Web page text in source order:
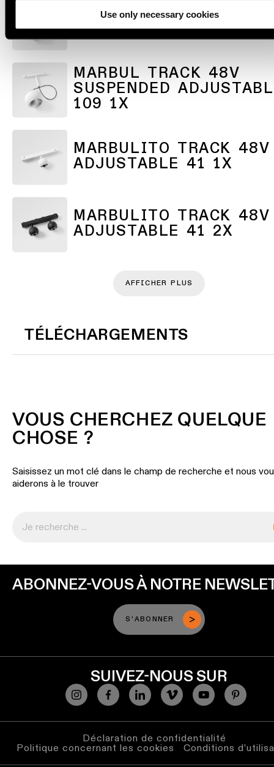
Use only necessary cookies
MARBUL TRACK 48V
SUSPENDED 109 1X
MARBUL TRACK 48V
SUSPENDED
109 1X
MARBULITO TRACK 48V
ADJUSTABLE 41 1X
MARBULITO TRACK 48V
ADJUSTABLE 41 2X
AFFICHER PLUS
TÉLÉCHARGEMENTS
VOUS CHERCHEZ QUELQUE
CHOSE ?
Saisissez un mot clé dans le champ de recherche et nous
aiderons à le trouver
ABONNEZ-VOUS À NOTRE
S'ABONNER
SUIVEZ-NOUS SUR
Déclaration de confidentialité
Politique concernant les cookies
Conditions